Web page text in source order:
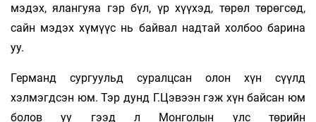
мэдэх, ялангуяа гэр бүл, үр хүүхэд, төрөл төрөгсөд,
сайн мэдэх хүмүүс нь байвал надтай холбоо ба­рина
уу.
Германд сургуульд суралцсан олон хүн сүүлд
хэлмэгдсэн юм. Тэр дунд Г.Цэвээн гэж хүн байсан юм
болов уу гээд л Мон­голын улс төрийн